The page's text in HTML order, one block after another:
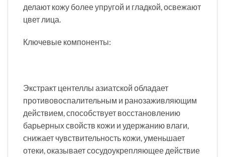
делают кожу более упругой и гладкой, освежают
цвет лица.
Ключевые компоненты:
Экстракт центеллы азиатской обладает
противовоспалительным и ранозаживляющим
действием, способствует восстановлению
барьерных свойств кожи и удержанию влаги,
снижает чувствительность кожи, уменьшает
отеки, оказывает сосудоукрепляющее действие